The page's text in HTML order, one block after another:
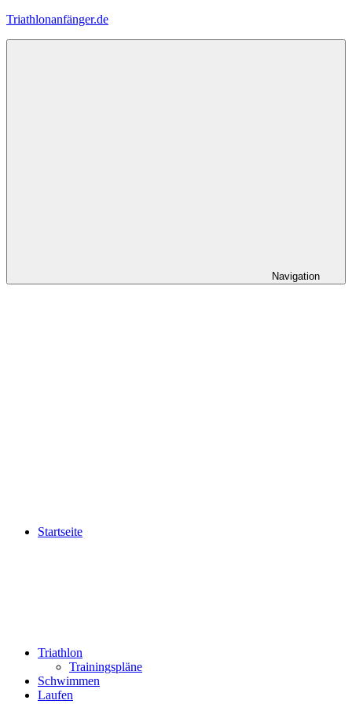
Zum
Triathlonanfänger.de
Navigation
Startseite
Triathlon
Trainingspläne
Schwimmen
Laufen